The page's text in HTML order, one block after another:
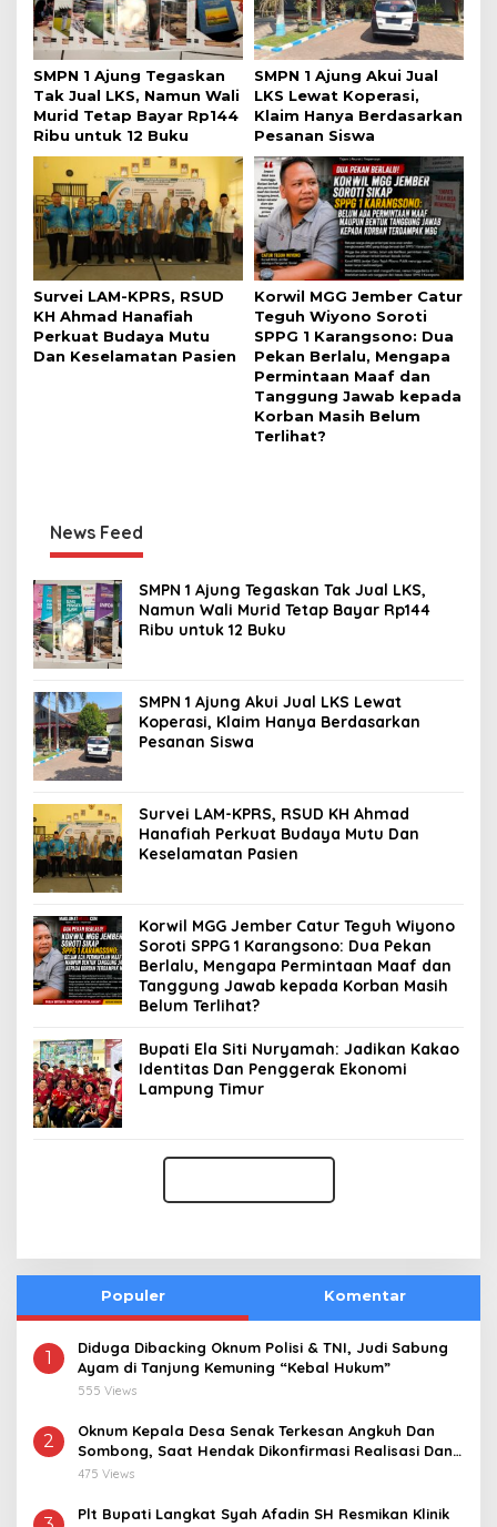
SMPN 1 Ajung Tegaskan
Tak Jual LKS, Namun Wali
Murid Tetap Bayar Rp144
Ribu untuk 12 Buku
SMPN 1 Ajung Akui Jual
LKS Lewat Koperasi,
Klaim Hanya Berdasarkan
Pesanan Siswa
Survei LAM-KPRS, RSUD
KH Ahmad Hanafiah
Perkuat Budaya Mutu
Dan Keselamatan Pasien
Korwil MGG Jember Catur
Teguh Wiyono Soroti
SPPG 1 Karangsono: Dua
Pekan Berlalu, Mengapa
Permintaan Maaf dan
Tanggung Jawab kepada
Korban Masih Belum
Terlihat?
News Feed
SMPN 1 Ajung Tegaskan Tak Jual LKS,
Namun Wali Murid Tetap Bayar Rp144
Ribu untuk 12 Buku
SMPN 1 Ajung Akui Jual LKS Lewat
Koperasi, Klaim Hanya Berdasarkan
Pesanan Siswa
Survei LAM-KPRS, RSUD KH Ahmad
Hanafiah Perkuat Budaya Mutu Dan
Keselamatan Pasien
Korwil MGG Jember Catur Teguh Wiyono
Soroti SPPG 1 Karangsono: Dua Pekan
Berlalu, Mengapa Permintaan Maaf dan
Tanggung Jawab kepada Korban Masih
Belum Terlihat?
Bupati Ela Siti Nuryamah: Jadikan Kakao
Identitas Dan Penggerak Ekonomi
Lampung Timur
Populer Komentar
1
Diduga Dibacking Oknum Polisi & TNI, Judi Sabung
Ayam di Tanjung Kemuning “Kebal Hukum”
555 Views
2
Oknum Kepala Desa Senak Terkesan Angkuh Dan
Sombong, Saat Hendak Dikonfirmasi Realisasi Dana
Desa 2021-2024
475 Views
Plt Bupati Langkat Syah Afadin SH Resmikan Klinik